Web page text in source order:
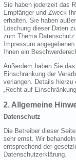
Sie haben jederzeit das
Empfänger und Zweck
erhalten. Sie haben
Löschung dieser Daten
zum Thema
Impressum
Ihnen ein
Außerdem haben Sie
Einschränkung der
verlangen. Details hierzu
„Recht auf
2. Allgemeine
Datenschutz
Die Betreiber dieser
sehr ernst. Wir
entsprechend der
Datenschutzerklärung.